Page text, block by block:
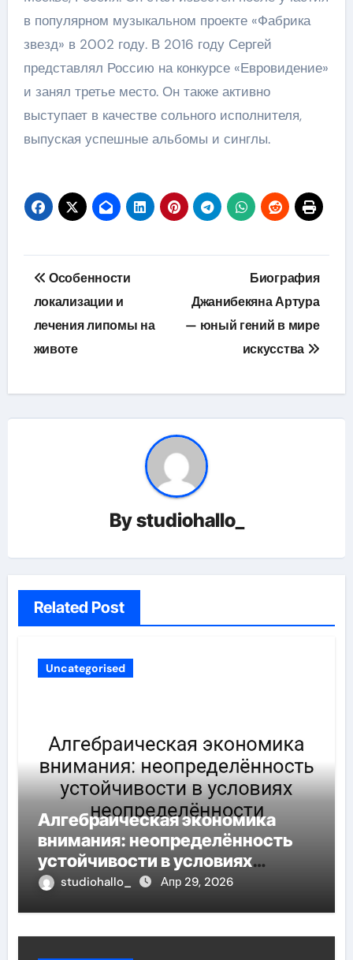
в популярном музыкальном проекте «Фабрика
звезд» в 2002 году. В 2016 году Сергей
представлял Россию на конкурсе «Евровидение»
и занял третье место. Он также активно
выступает в качестве сольного исполнителя,
выпуская успешные альбомы и синглы.
Навигация
по
записям
Особенности
локализации и
лечения липомы на
животе
Биография
Джанибекяна Артура
— юный гений в мире
искусства
Bystudiohallo_
Related Post
Uncategorised
Алгебраическая экономика
внимания: неопределённость
устойчивости в условиях
неопределённости
studiohallo_ Апр 29, 2026